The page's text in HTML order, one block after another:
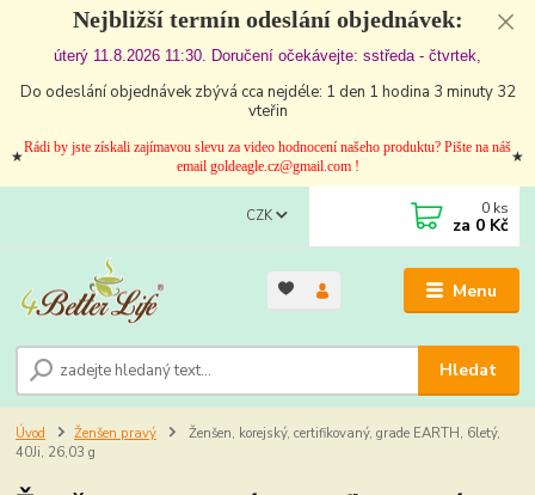
Nejbližší termín odeslání objednávek:
úterý 11.8.2026 11:30. Doručení očekávejte: sstředa - čtvrtek,
Do odeslání objednávek zbývá cca nejdéle: 1 den 1 hodina 3 minuty 32
vteřin
★Rádi by jste získali zajímavou slevu za video hodnocení našeho produktu? Pište na náš
email goldeagle.cz@gmail.com !
★
Menu
CZK
Hledat
0 ks
za 0 Kč
Úvod Ženšen pravý
Ženšen, korejský, certifikovaný, grade EARTH, 6letý,
40Ji, 26,03 g